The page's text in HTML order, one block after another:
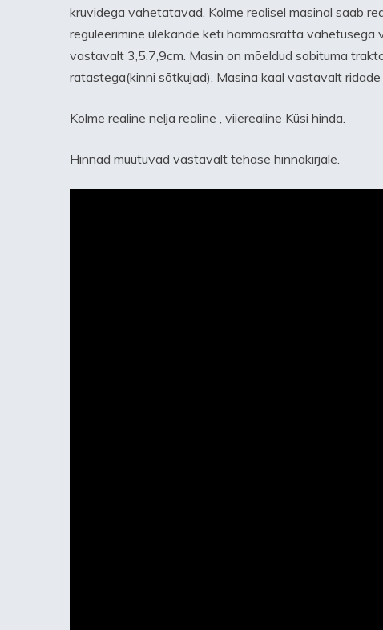
kruvidega vahetatavad. Kolme realisel masinal saab
reguleerimine ülekande keti hammasratta
vastavalt 3,5,7,9cm. Masin on mõeldud sobituma
ratastega(kinni sõtkujad). Masina kaal vastavalt
Kolme realine nelja realine , viierealine Küsi hinda.
Hinnad muutuvad vastavalt tehase hinnakirjale.